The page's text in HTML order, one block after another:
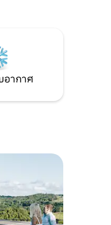
านานกว่าร้อย
หลายเอเคอร์
อากาศ